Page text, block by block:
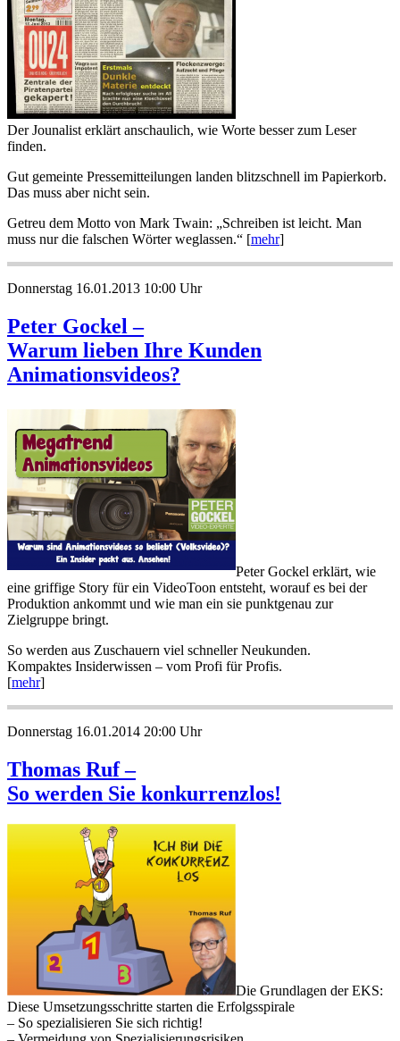
Der Jounalist erklärt anschaulich, wie Worte besser zum Leser
finden.
Gut gemeinte Pressemitteilungen landen blitzschnell im Papierkorb.
Das muss aber nicht sein.
Getreu dem Motto von Mark Twain: „Schreiben ist leicht. Man
muss nur die falschen Wörter weglassen.“ [mehr]
Donnerstag 16.01.2013 10:00 Uhr
Peter Gockel –
Warum lieben Ihre Kunden
Animationsvideos?
Peter Gockel erklärt, wie
eine griffige Story für ein VideoToon entsteht, worauf es bei der
Produktion ankommt und wie man ein sie punktgenau zur
Zielgruppe bringt.
So werden aus Zuschauern viel schneller Neukunden.
Kompaktes Insiderwissen – vom Profi für Profis.
[mehr]
Donnerstag 16.01.2014 20:00 Uhr
Thomas Ruf –
So werden Sie konkurrenzlos!
Die Grundlagen der EKS:
Diese Umsetzungsschritte starten die Erfolgsspirale
– So spezialisieren Sie sich richtig!